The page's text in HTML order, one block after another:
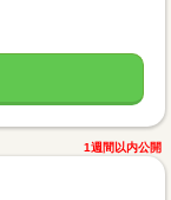
1週間以内公開